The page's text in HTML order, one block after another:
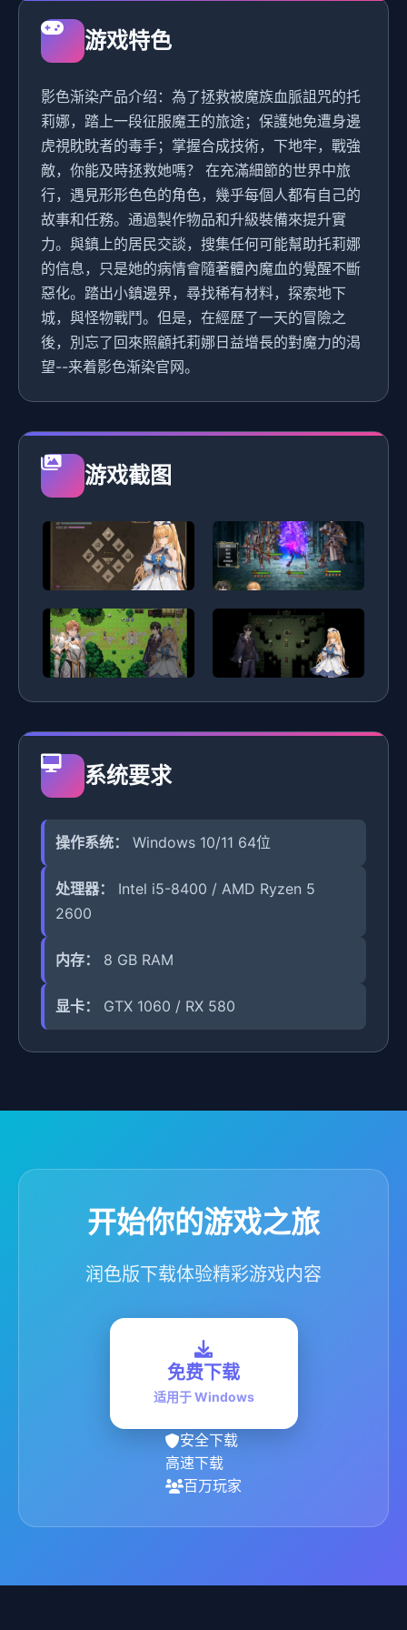
游戏特色
影色渐染产品介绍：為了拯救被魔族血脈詛咒的托
莉娜，踏上一段征服魔王的旅途；保護她免遭身邊
虎視眈眈者的毒手；掌握合成技術，下地牢，戰強
敵，你能及時拯救她嗎？ 在充滿細節的世界中旅
行，遇見形形色色的角色，幾乎每個人都有自己的
故事和任務。通過製作物品和升級裝備來提升實
力。與鎮上的居民交談，搜集任何可能幫助托莉娜
的信息，只是她的病情會隨著體內魔血的覺醒不斷
惡化。踏出小鎮邊界，尋找稀有材料，探索地下
城，與怪物戰鬥。但是，在經歷了一天的冒險之
後，別忘了回來照顧托莉娜日益增長的對魔力的渴
望--来着影色渐染官网。
游戏截图
系统要求
操作系统： Windows 10/11 64位
处理器：
Intel i5-8400 / AMD Ryzen 5
2600
内存： 8 GB RAM
显卡： GTX 1060 / RX 580
开始你的游戏之旅
润色版下载体验精彩游戏内容
免费下载
适用于 Windows
安全下载
高速下载
百万玩家